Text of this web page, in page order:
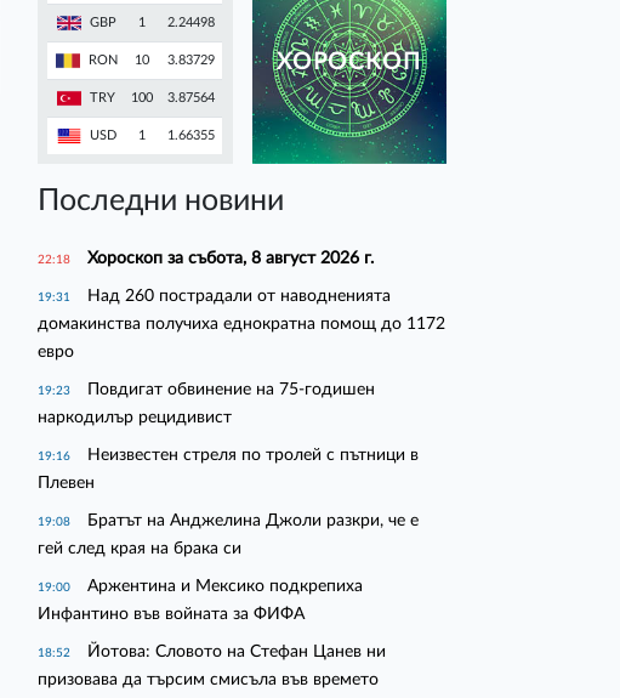
GBP 1 2.24498
RON 10 3.83729
TRY 100 3.87564
USD 1 1.66355
ХОРОСКОП
Последни новини
22:18 Хороскоп за събота, 8 август 2026 г.
19:31
Над 260 пострадали от наводненията
домакинства получиха еднократна помощ до 1172
евро
19:23
Повдигат обвинение на 75-годишен
наркодилър рецидивист
19:16
Неизвестен стреля по тролей с пътници в
Плевен
19:08
Братът на Анджелина Джоли разкри, че е
гей след края на брака си
19:00
Аржентина и Мексико подкрепиха
Инфантино във войната за ФИФА
18:52
Йотова: Словото на Стефан Цанев ни
призовава да търсим смисъла във времето